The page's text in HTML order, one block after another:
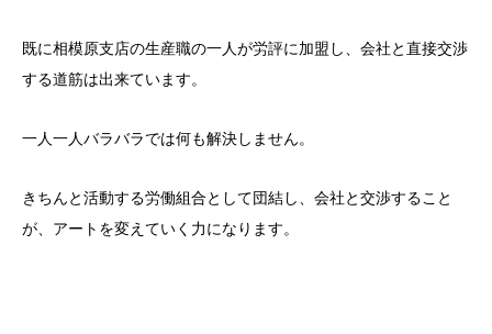
既に相模原支店の生産職の一人が労評に加盟し、会社と直接交渉
する道筋は出来ています。
一人一人バラバラでは何も解決しません。
きちんと活動する労働組合として団結し、会社と交渉すること
が、アートを変えていく力になります。